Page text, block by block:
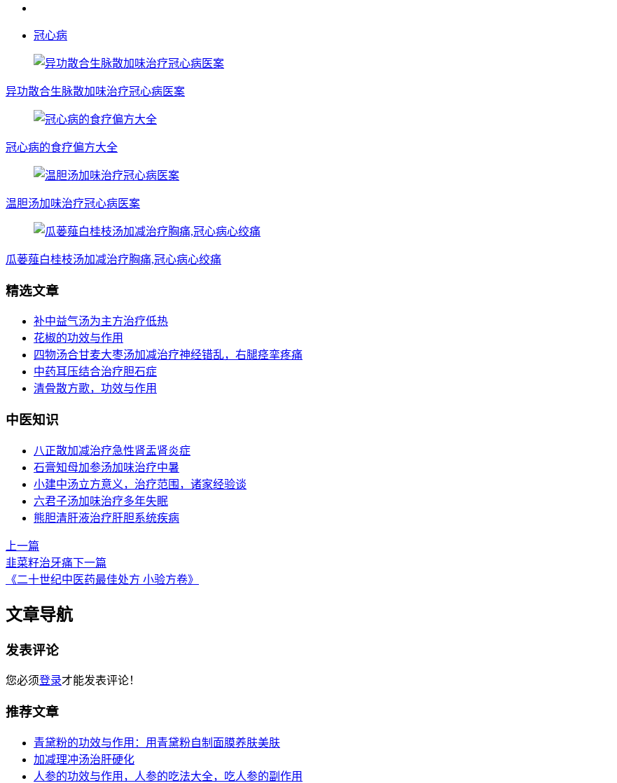
冠心病
异功散合生脉散加味治疗冠心病医案
冠心病的食疗偏方大全
温胆汤加味治疗冠心病医案
瓜蒌薤白桂枝汤加减治疗胸痛,冠心病心绞痛
精选文章
补中益气汤为主方治疗低热
花椒的功效与作用
四物汤合甘麦大枣汤加减治疗神经错乱，右腿痉挛疼痛
中药耳压结合治疗胆石症
清骨散方歌，功效与作用
中医知识
八正散加减治疗急性肾盂肾炎症
石膏知母加参汤加味治疗中暑
小建中汤立方意义，治疗范围，诸家经验谈
六君子汤加味治疗多年失眠
熊胆清肝液治疗肝胆系统疾病
上一篇
韭菜籽治牙痛下一篇
《二十世纪中医药最佳处方 小验方卷》
文章导航
发表评论
您必须登录才能发表评论！
推荐文章
青黛粉的功效与作用：用青黛粉自制面膜养肤美肤
加减理冲汤治肝硬化
人参的功效与作用，人参的吃法大全，吃人参的副作用